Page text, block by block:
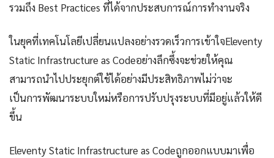
รวมถึง Best Practices ที่ได้จากประสบการณ์การทำงานจริง
ในยุคที่เทคโนโลยีเปลี่ยนแปลงอย่างรวดเร็วการเข้าใจEleventy
Static Infrastructure as Codeอย่างลึกซึ้งจะช่วยให้คุณ
สามารถนำไปประยุกต์ใช้ได้อย่างมีประสิทธิภาพไม่ว่าจะ
เป็นการพัฒนาระบบใหม่หรือการปรับปรุงระบบที่มีอยู่แล้วให้ดี
ขึ้น
Eleventy Static Infrastructure as Codeถูกออกแบบมาเพื่อ